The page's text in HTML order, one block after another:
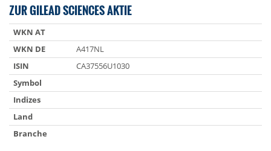
ZUR GILEAD SCIENCES AKTIE
WKN AT
WKN DE
A417NL
ISIN
CA37556U1030
Symbol
Indizes
Land
Branche